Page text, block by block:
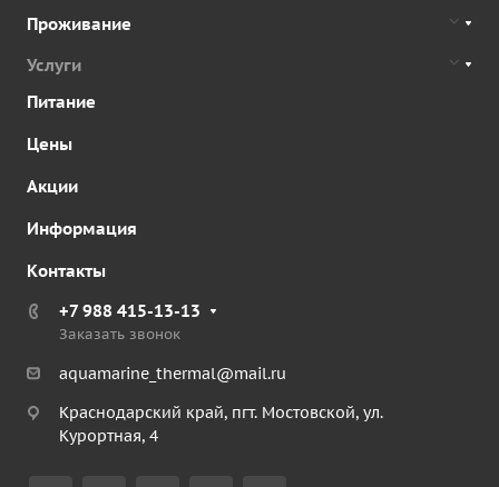
Проживание
Услуги
Питание
Цены
Акции
Информация
Контакты
+7 988 415-13-13
Заказать звонок
aquamarine_thermal@mail.ru
Краснодарский край, пгт. Мостовской, ул.
Курортная, 4